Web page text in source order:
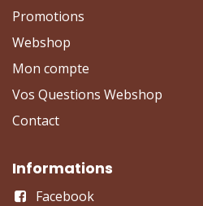
Promotions
Webshop
Mon compte
Vos Questions Webshop
Contact
Informations
Facebook